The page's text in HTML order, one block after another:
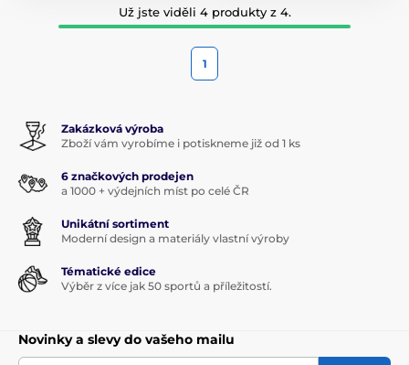
Už jste viděli 4 produkty z 4.
1
Zakázková výroba
Zboží vám vyrobíme i potiskneme již od 1 ks
6 značkových prodejen
a 1000 + výdejních míst po celé ČR
Unikátní sortiment
Moderní design a materiály vlastní výroby
Tématické edice
Výběr z více jak 50 sportů a příležitostí.
Novinky a slevy do vašeho mailu